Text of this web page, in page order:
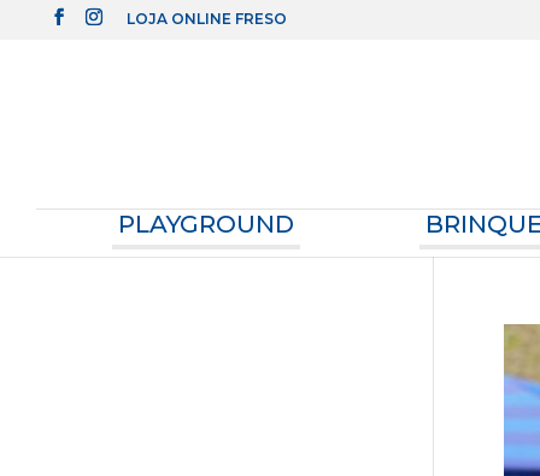
LOJA ONLINE FRESO
PLAYGROUND